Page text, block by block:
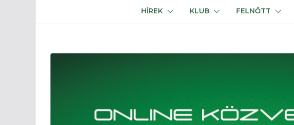
HÍREK KLUB FELNŐTT